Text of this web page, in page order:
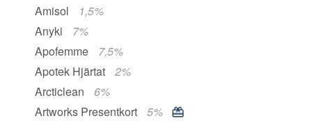
Amisol
1,5%
Anyki
7%
Apofemme
7,5%
Apotek Hjärtat
2%
Arcticlean
6%
Artworks Presentkort
5%